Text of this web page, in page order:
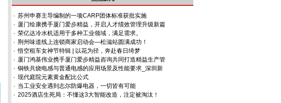
· 苏州申赛主导编制的一项CARP团体标准获批实施
· 厦门绘康携手厦门爱步精益，开启人才绩效管理升级新篇
· 荣亿达冷水机适用于多种工业领域，满足需求。
· 荆州味道线上连锁商家启动会—松滋站圆满成功！
· 悟空租车女神节特辑 | 以花为径，奔赴春日绮梦
· 厦门鸿基伟业携手厦门爱步精益咨询共同打造精益生产管
· 铜铁共烧电感与普通电感的应用场景及性能要求_深圳新
· 现代庭院元素黄金配比公式
· 当工业安全遇到志尔防爆电器，一切皆有可能
· 2025酒店生死局：不懂这3大智能改造，注定被淘汰！